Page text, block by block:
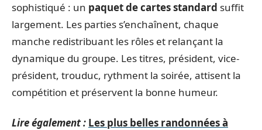
sophistiqué : un paquet de cartes standard suffit
largement. Les parties s’enchaînent, chaque
manche redistribuant les rôles et relançant la
dynamique du groupe. Les titres, président, vice-
président, trouduc, rythment la soirée, attisent la
compétition et préservent la bonne humeur.
Lire également : Les plus belles randonnées à